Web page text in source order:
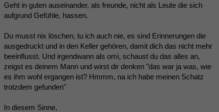
Geht in guten auseinander, als freunde, nicht als Leute die sich
aufgrund Gefühle, hassen.
Du musst nix löschen, tu ich auch nie, es sind Erinnerungen die
ausgedruckt und in den Keller gehören, damit dich das nicht mehr
beeinflusst. Und irgendwann als omi, schaust du das alles an,
zeigst es deinem Mann und wirst dir denken "das war ja was, wie
es ihm wohl ergangen ist? Hmmm, na ich habe meinen Schatz
trotzdem gefunden"
In diesem Sinne,